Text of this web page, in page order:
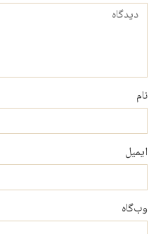
دیدگاه
نام
ایمیل
وب‌گاه